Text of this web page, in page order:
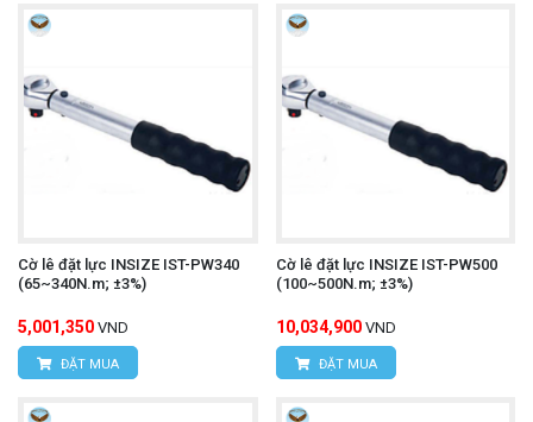
Cờ lê đặt lực INSIZE IST-PW340
(65~340N.m; ±3%)
5,001,350 VND
ĐẶT MUA
Cờ lê đặt lực INSIZE IST-PW500
(100~500N.m; ±3%)
10,034,900 VND
ĐẶT MUA